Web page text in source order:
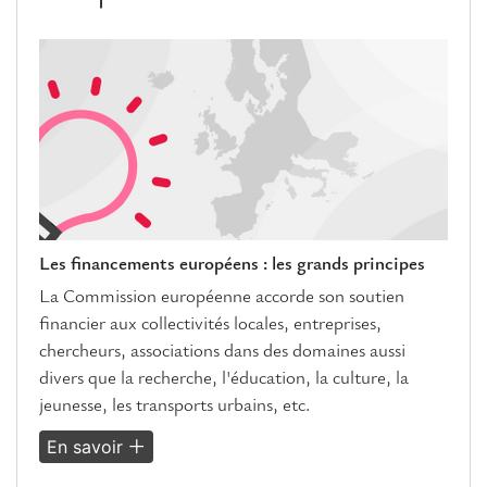
Les financements européens : les grands principes
La Commission européenne accorde son soutien
financier aux collectivités locales, entreprises,
chercheurs, associations dans des domaines aussi
divers que la recherche, l'éducation, la culture, la
jeunesse, les transports urbains, etc.
En savoir